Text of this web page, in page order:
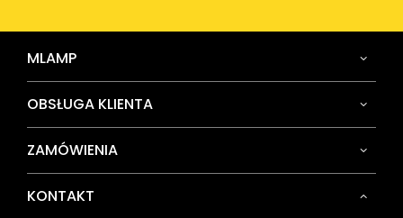
MLAMP
OBSŁUGA KLIENTA
ZAMÓWIENIA
KONTAKT